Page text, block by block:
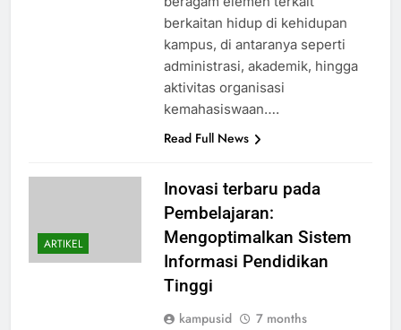
berkaitan hidup di kehidupan
kampus, di antaranya seperti
administrasi, akademik, hingga
aktivitas organisasi
kemahasiswaan….
Read Full News
ARTIKEL
Inovasi terbaru pada
Pembelajaran:
Mengoptimalkan Sistem
Informasi Pendidikan
Tinggi
kampusid
7 months